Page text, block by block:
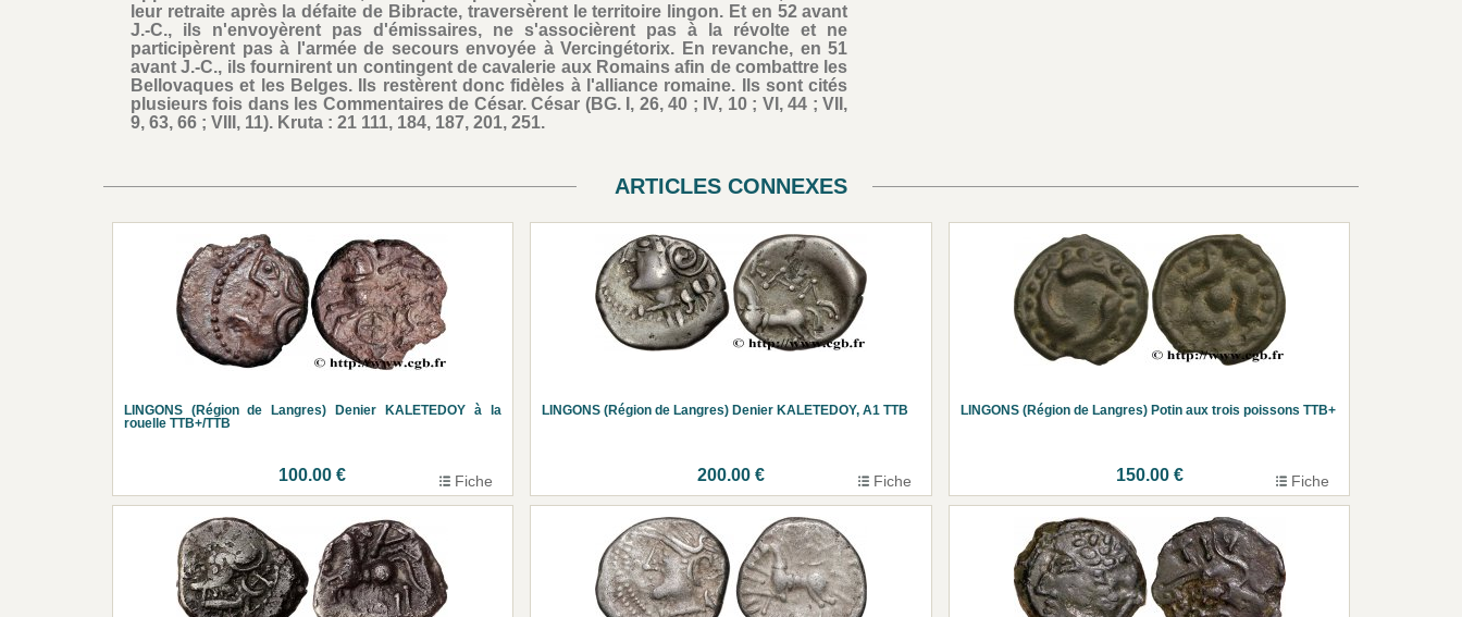
leur retraite après la défaite de Bibracte, traversèrent le territoire lingon. Et en 52 avant
J.-C., ils n'envoyèrent pas d'émissaires, ne s'associèrent pas à la révolte et ne
participèrent pas à l'armée de secours envoyée à Vercingétorix. En revanche, en 51
avant J.-C., ils fournirent un contingent de cavalerie aux Romains afin de combattre les
Bellovaques et les Belges. Ils restèrent donc fidèles à l'alliance romaine. Ils sont cités
plusieurs fois dans les Commentaires de César. César (BG. I, 26, 40 ; IV, 10 ; VI, 44 ; VII,
9, 63, 66 ; VIII, 11). Kruta : 21 111, 184, 187, 201, 251.
ARTICLES CONNEXES
LINGONS (Région de Langres) Denier KALETEDOY à la
rouelle TTB+/TTB
100.00 € Fiche
LINGONS (Région de Langres) Denier KALETEDOY, A1 TTB
200.00 € Fiche
LINGONS (Région de Langres) Potin aux trois poissons TTB+
150.00 € Fiche